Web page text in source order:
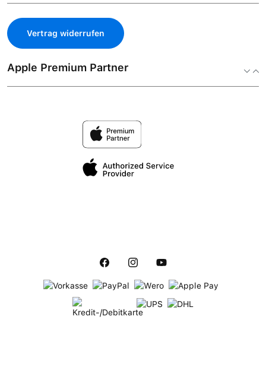
Vertrag widerrufen
Apple Premium Partner